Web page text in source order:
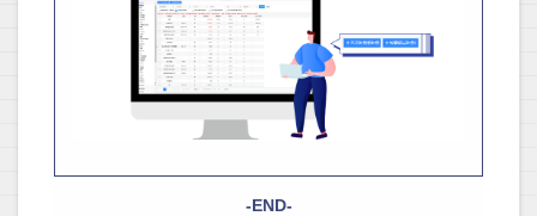
-END-